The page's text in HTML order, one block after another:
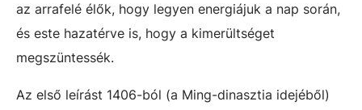
az arrafelé élők, hogy legyen energiájuk a nap során,
és este hazatérve is, hogy a kimerültséget
megszüntessék.
Az első leírást 1406-ból (a Ming-dinasztia idejéből)